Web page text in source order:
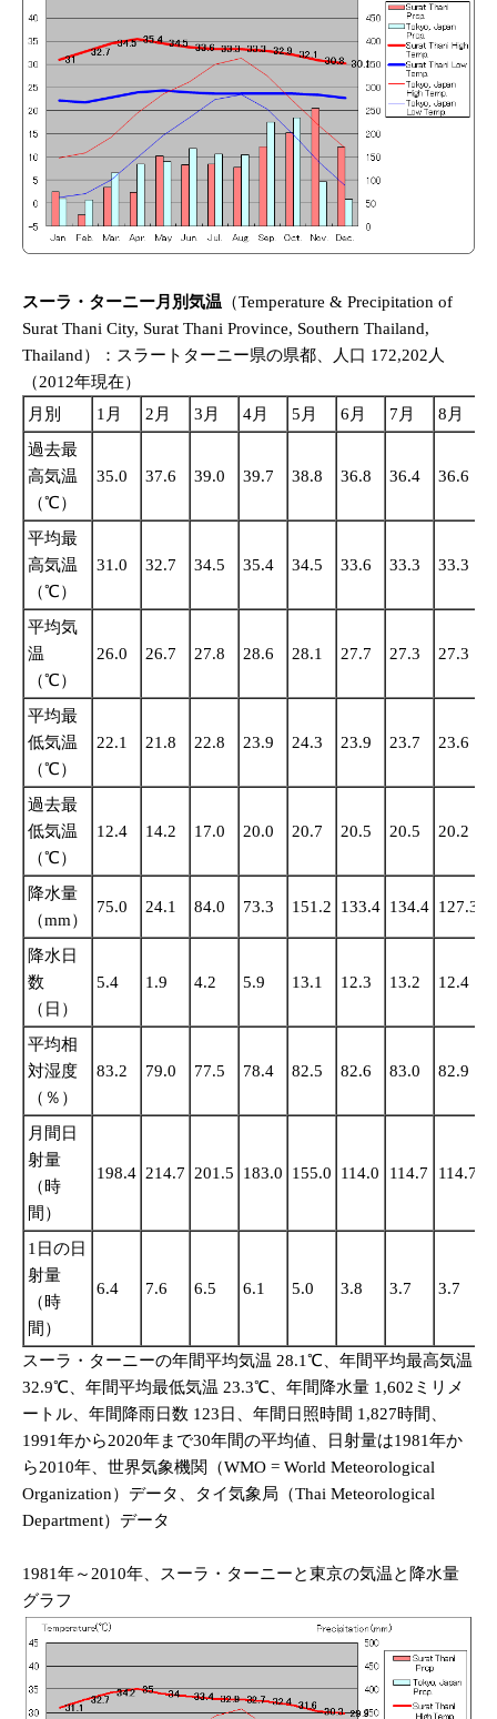
スーラ・ターニー月別気温 （Temperature & Precipitation of
Surat Thani City, Surat Thani Province, Southern Thailand,
Thailand）：スラートターニー県の県都、人口 172,202人
（2012年現在）
月別
1月 2月 3月 4月 5月 6月 7月 8月
過去最
高気温
（℃）
35.0 37.6 39.0 39.7 38.8 36.8 36.4 36.6
平均最
高気温
（℃）
31.0 32.7 34.5 35.4 34.5 33.6 33.3 33.3
平均気
温
（℃）
26.0 26.7 27.8 28.6 28.1 27.7 27.3 27.3
平均最
低気温
（℃）
22.1 21.8 22.8 23.9 24.3 23.9 23.7 23.6
過去最
低気温
（℃）
12.4 14.2 17.0 20.0 20.7 20.5 20.5 20.2
降水量
（mm）
75.0 24.1 84.0 73.3 151.2 133.4 134.4 127.3
降水日
数
（日）
5.4 1.9 4.2 5.9 13.1 12.3 13.2 12.4
平均相
対湿度
（％）
83.2 79.0 77.5 78.4 82.5 82.6 83.0 82.9
月間日
射量
（時
間）
198.4 214.7 201.5 183.0 155.0 114.0 114.7 114.7
1日の日
射量
（時
間）
6.4 7.6 6.5 6.1 5.0 3.8 3.7 3.7
スーラ・ターニーの年間平均気温 28.1℃、年間平均最高気温
32.9℃、年間平均最低気温 23.3℃、年間降水量 1,602ミリメ
ートル、年間降雨日数 123日、年間日照時間 1,827時間、
1991年から2020年まで30年間の平均値、日射量は1981年か
ら2010年、世界気象機関（WMO = World Meteorological
Organization）データ、タイ気象局（Thai Meteorological
Department）データ
1981年～2010年、スーラ・ターニーと東京の気温と降水量
グラフ